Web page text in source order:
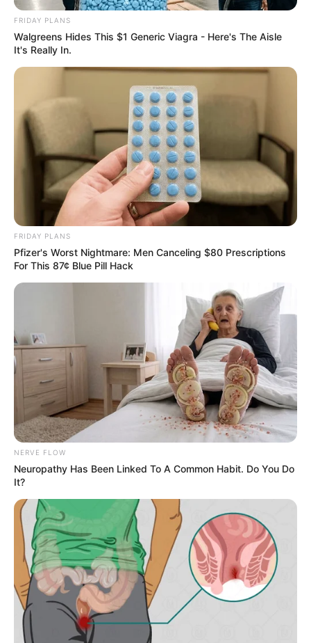
FRIDAY PLANS
Walgreens Hides This $1 Generic Viagra - Here's The Aisle
It's Really In.
FRIDAY PLANS
Pfizer's Worst Nightmare: Men Canceling $80 Prescriptions
For This 87¢ Blue Pill Hack
NERVE FLOW
Neuropathy Has Been Linked To A Common Habit. Do You Do
It?